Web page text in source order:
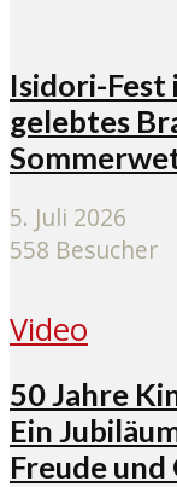
Isidori-Fest
gelebtes
5. Juli 2026
558 Besucher
Video
50 Jahre
Ein
Freude